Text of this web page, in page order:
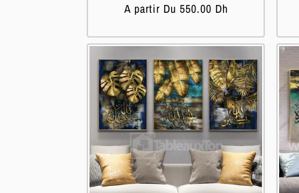
habituel
soldé
A partir Du 550.00 Dh